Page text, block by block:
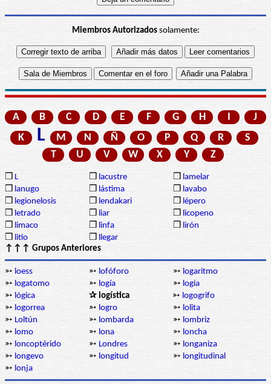
Miembros Autorizadossolamente:
A B C D E F G H I
J
K
L M N Ñ O P Q R
S
T
U V W X Y Z
❒ L ❒ lacustre ❒ lamelar
❒ lanugo ❒ lástima ❒ lavabo
❒ legionelosis ❒ lendakari ❒ lépero
❒ letrado ❒ liar ❒ licopeno
❒ limaco ❒ linfa ❒ lirón
❒ litio ❒ llegar
↑↑↑ Grupos Anteriores
➳ loess ➳ lofóforo ➳ logaritmo
➳ logatomo ➳ logía ➳ logia
➳ lógica ✰ logística ➳ logogrifo
➳ logorrea ➳ logro ➳ lolita
➳ Loltún ➳ lombarda ➳ lombriz
➳ lomo ➳ lona ➳ loncha
➳ loncoptérido ➳ Londres ➳ longaniza
➳ longevo ➳ longitud ➳ longitudinal
➳ lonja